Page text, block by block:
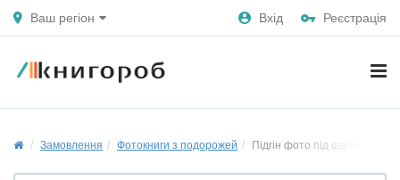
Ваш регіон Вхід Реєстрація
Замовлення Фотокниги з подорожей Підгін фото під шаблон